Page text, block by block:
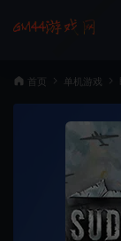
首页 单机游戏